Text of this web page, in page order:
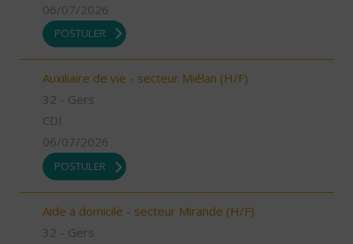
06/07/2026
POSTULER
Auxiliaire de vie - secteur Miélan (H/F)
32 - Gers
CDI
06/07/2026
POSTULER
Aide à domicile - secteur Mirande (H/F)
32 - Gers